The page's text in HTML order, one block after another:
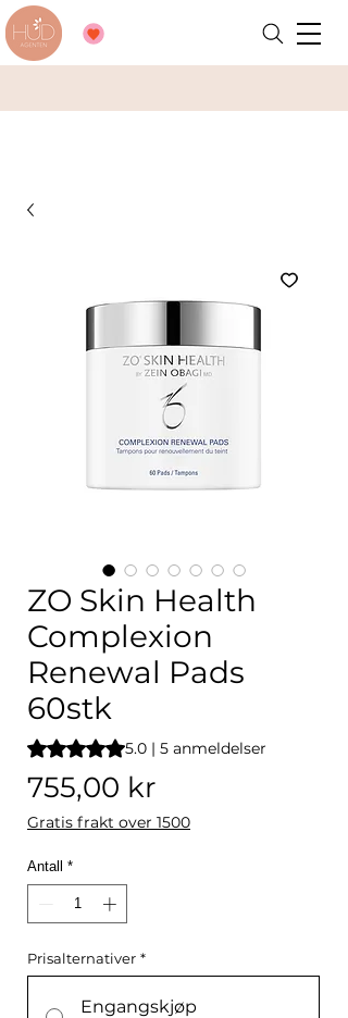
ZO Skin Health
Complexion
Renewal Pads
60stk
Vurderingen er 5.0 av fem stjerner basert
5.0 | 5 anmeldelser
755,00 krPris
Gratis frakt over 1500
Antall *
Prisalternativer *
Engangskjøp